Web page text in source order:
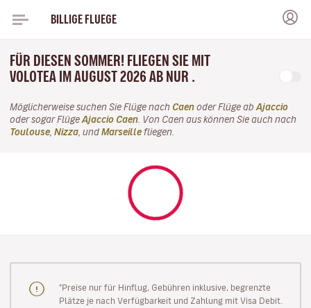
BILLIGE FLUEGE
FÜR DIESEN SOMMER! FLIEGEN SIE MIT
VOLOTEA IM AUGUST 2026 AB NUR .
Möglicherweise suchen Sie Flüge nach Caen oder Flüge ab Ajaccio
oder sogar Flüge Ajaccio Caen . Von Caen aus können Sie auch nach
Toulouse Nizza , und Marseille fliegen.
"Preise nur für Hinflug, Gebühren inklusive, begrenzte
Plätze je nach Verfügbarkeit und Zahlung mit Visa Debit.